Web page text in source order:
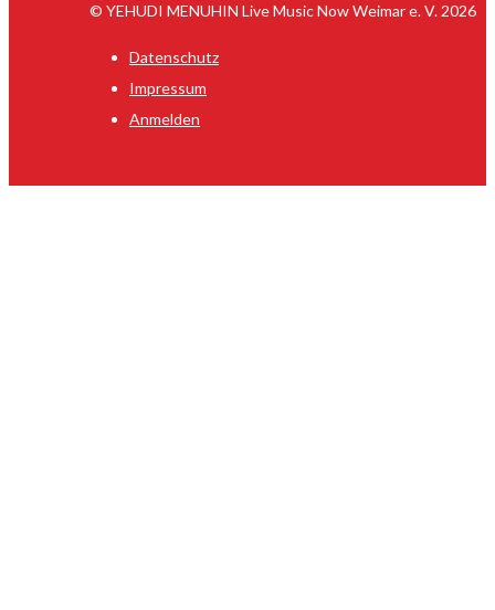
© YEHUDI MENUHIN Live Music Now Weimar e. V. 2026
Datenschutz
Impressum
Anmelden